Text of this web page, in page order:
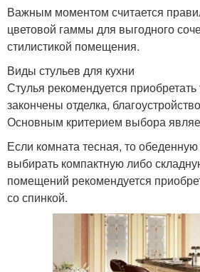
Важным моментом считается
цветовой гаммы для выгодного
стилистикой помещения.
Виды стульев для кухни
Стулья рекомендуется приобретать
закончены отделка,
Основным критерием выбора
Если комната тесная, то
выбирать компактную либо
помещений рекомендуется
со спинкой.